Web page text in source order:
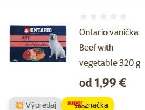
Ontario vanička
Beef with
vegetable 320 g
Cena
od 1,99 €
💥 Výpredaj značka